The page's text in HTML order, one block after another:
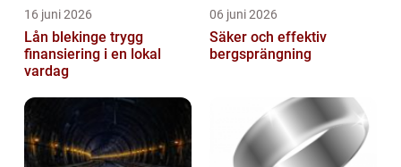
16 juni 2026
Lån blekinge trygg
finansiering i en lokal
vardag
06 juni 2026
Säker och effektiv
bergsprängning